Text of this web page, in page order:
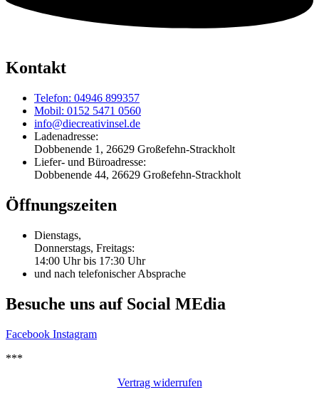
Kontakt
Telefon: 04946 899357
Mobil: 0152 5471 0560
info@diecreativinsel.de
Ladenadresse:
Dobbenende 1, 26629 Großefehn-Strackholt
Liefer- und Büroadresse:
Dobbenende 44, 26629 Großefehn-Strackholt
Öffnungszeiten
Dienstags,
Donnerstags, Freitags:
14:00 Uhr bis 17:30 Uhr
und nach telefonischer Absprache
Besuche uns auf Social MEdia
Facebook Instagram
***
Vertrag widerrufen